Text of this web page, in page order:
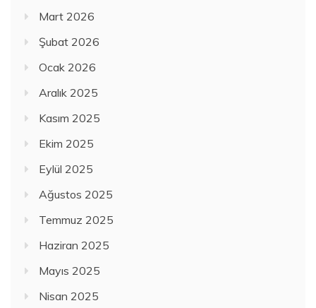
Mart 2026
Şubat 2026
Ocak 2026
Aralık 2025
Kasım 2025
Ekim 2025
Eylül 2025
Ağustos 2025
Temmuz 2025
Haziran 2025
Mayıs 2025
Nisan 2025